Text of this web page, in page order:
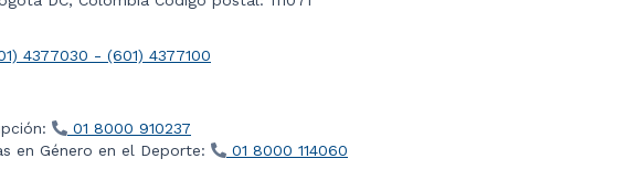
4377030 - (601) 4377100
01 8000 910237
en Género en el Deporte:
01 8000 114060